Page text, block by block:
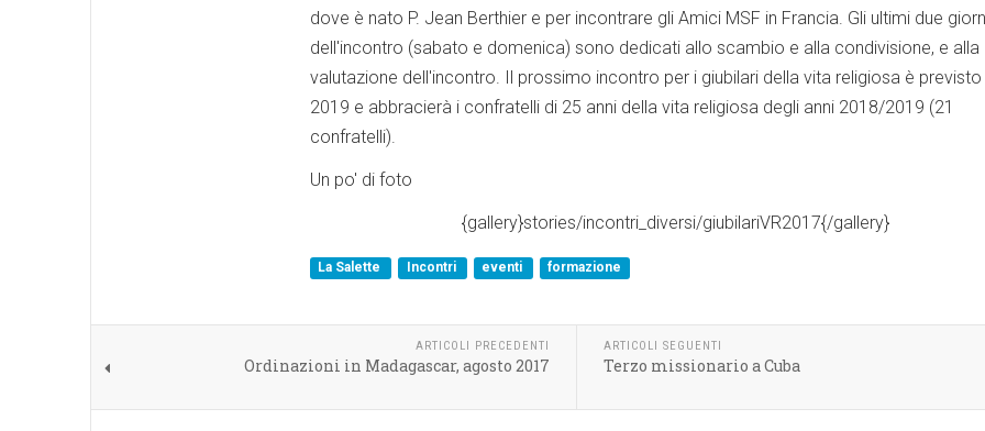
dove è nato P. Jean Berthier e per incontrare gli Amici MSF in Francia. Gli ultimi due
dell'incontro (sabato e domenica) sono dedicati allo scambio e alla condivisione, e alla
valutazione dell'incontro. Il prossimo incontro per i giubilari della vita religiosa è previsto
2019 e abbracierà i confratelli di 25 anni della vita religiosa degli anni 2018/2019 (21
confratelli).
Un po' di foto
{gallery}stories/incontri_diversi/giubilariVR2017{/gallery}
La Salette Incontri eventi formazione
ARTICOLI PRECEDENTI
Ordinazioni in Madagascar, agosto 2017
ARTICOLI SEGUENTI
Terzo missionario a Cuba